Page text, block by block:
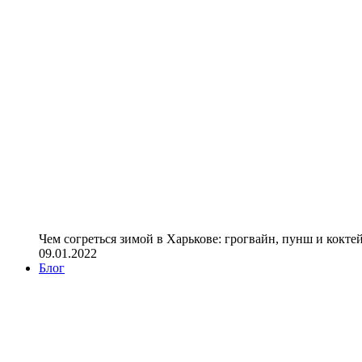
Чем согреться зимой в Харькове: грогвайн, пунш и
09.01.2022
Блог